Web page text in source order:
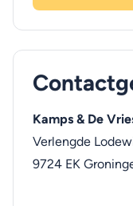
Kamps & De
Verlengde
9724 EK